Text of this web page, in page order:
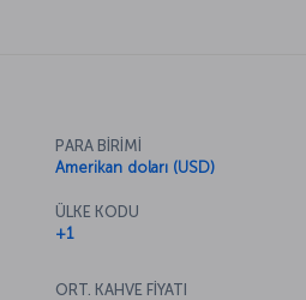
PARA BİRİMİ
Amerikan doları (USD)
ÜLKE KODU
+1
ORT. KAHVE FİYATI